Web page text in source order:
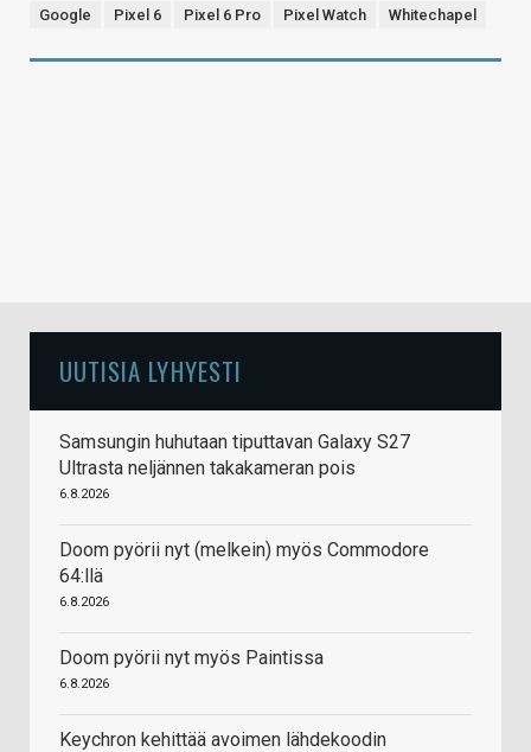
Google Pixel 6 Pixel 6 Pro Pixel Watch Whitechapel
UUTISIA LYHYESTI
Samsungin huhutaan tiputtavan Galaxy S27
Ultrasta neljännen takakameran pois
6.8.2026
Doom pyörii nyt (melkein) myös Commodore
64:llä
6.8.2026
Doom pyörii nyt myös Paintissa
6.8.2026
Keychron kehittää avoimen lähdekoodin